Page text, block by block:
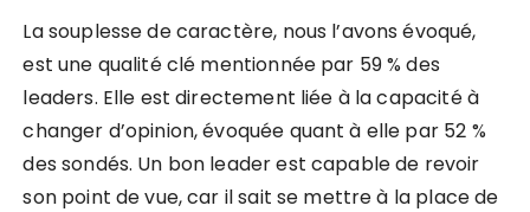
La souplesse de caractère, nous l’avons évoqué,
est une qualité clé mentionnée par 59 % des
leaders. Elle est directement liée à la capacité à
changer d’opinion, évoquée quant à elle par 52 %
des sondés. Un bon leader est capable de revoir
son point de vue, car il sait se mettre à la place de